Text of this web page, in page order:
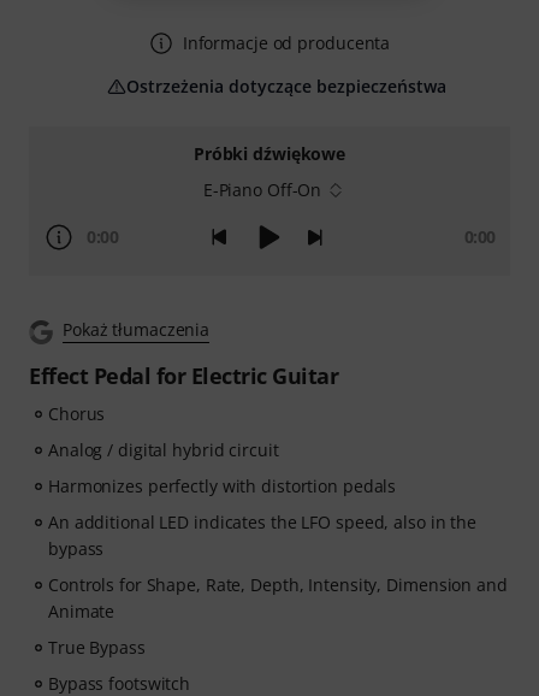
Próbki dźwiękowe
E-Piano Off-On
0:00 0:00
Pokaż tłumaczenia
Effect Pedal for Electric Guitar
Chorus
Analog / digital hybrid circuit
Harmonizes perfectly with distortion pedals
An additional LED indicates the LFO speed, also in the
bypass
Controls for Shape, Rate, Depth, Intensity, Dimension and
Animate
True Bypass
Bypass footswitch
Informacje od producenta
Ostrzeżenia dotyczące bezpieczeństwa